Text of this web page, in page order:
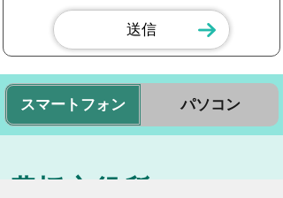
スマートフォン パソコン
豊橋市役所